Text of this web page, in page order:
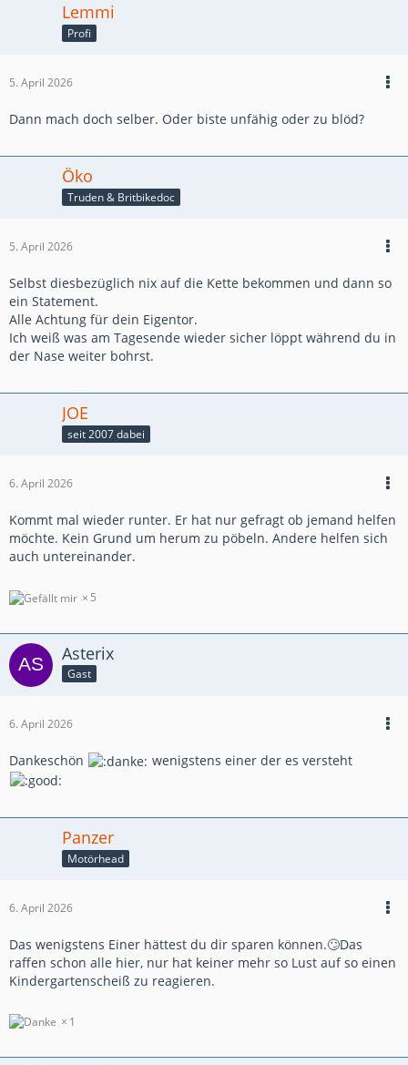
Lemmi
Profi
5. April 2026
Dann mach doch selber. Oder biste unfähig oder zu blöd?
Öko
Truden & Britbikedoc
5. April 2026
Selbst diesbezüglich nix auf die Kette bekommen und dann so
ein Statement.
Alle Achtung für dein Eigentor.
Ich weiß was am Tagesende wieder sicher löppt während du in
der Nase weiter bohrst.
JOE
seit 2007 dabei
6. April 2026
Kommt mal wieder runter. Er hat nur gefragt ob jemand helfen
möchte. Kein Grund um herum zu pöbeln. Andere helfen sich
auch untereinander.
5
Asterix
Gast
6. April 2026
Dankeschön wenigstens einer der es versteht
Panzer
Motörhead
6. April 2026
Das wenigstens Einer hättest du dir sparen können.🙄Das
raffen schon alle hier, nur hat keiner mehr so Lust auf so einen
Kindergartenscheiß zu reagieren.
1